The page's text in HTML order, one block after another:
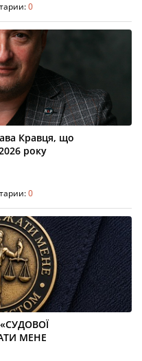
0
Кравця, що
року
0
МЕНЕ